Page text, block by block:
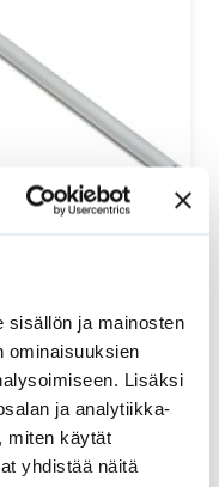
sisällön ja mainosten
ominaisuuksien
Lisäksi
ja analytiikka-
miten käytät
yhdistää näitä
säädettävään
ja alhaalta
pituus…
Osta